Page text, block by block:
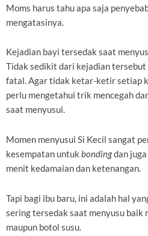
Moms harus tahu apa saja
mengatasinya.
Kejadian bayi tersedak saat
Tidak sedikit dari kejadian
fatal. Agar tidak ketar-ketir setiap
perlu mengetahui trik mencegah
saat menyusui.
Momen menyusui Si Kecil sangat
kesempatan untuk bondingdan juga
menit kedamaian dan ketenangan.
Tapi bagi ibu baru, ini adalah hal
sering tersedak saat menyusu baik
maupun botol susu.